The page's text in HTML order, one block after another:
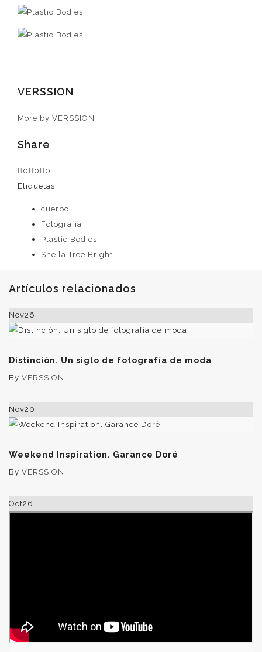
VERSSION
More by VERSSION
Share
0 0
0
Etiquetas
cuerpo
Fotografía
Plastic Bodies
Sheila Tree Bright
Artículos relacionados
Nov26
Distinción. Un siglo de fotografía de moda
By VERSSION
Nov20
Weekend Inspiration. Garance Doré
By VERSSION
Oct26